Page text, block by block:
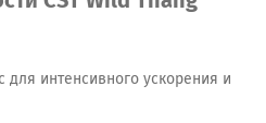
для интенсивного ускорения и